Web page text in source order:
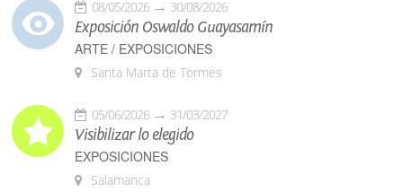
08/05/2026 30/08/2026
Exposición Oswaldo Guayasamín
ARTE / EXPOSICIONES
Santa Marta de Tormes
05/06/2026 31/03/2027
Visibilizar lo elegido
EXPOSICIONES
Salamanca